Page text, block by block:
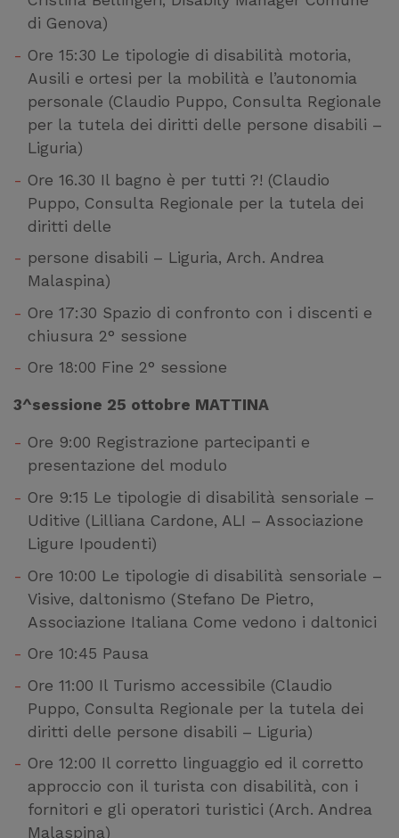
di Genova)
Ore 15:30 Le tipologie di disabilità motoria,
Ausili e ortesi per la mobilità e l’autonomia
personale (Claudio Puppo, Consulta Regionale
per la tutela dei diritti delle persone disabili –
Liguria)
Ore 16.30 Il bagno è per tutti ?! (Claudio
Puppo, Consulta Regionale per la tutela dei
diritti delle
persone disabili – Liguria, Arch. Andrea
Malaspina)
Ore 17:30 Spazio di confronto con i discenti e
chiusura 2° sessione
Ore 18:00 Fine 2° sessione
3^sessione 25 ottobre MATTINA
Ore 9:00 Registrazione partecipanti e
presentazione del modulo
Ore 9:15 Le tipologie di disabilità sensoriale –
Uditive (Lilliana Cardone, ALI – Associazione
Ligure Ipoudenti)
Ore 10:00 Le tipologie di disabilità sensoriale –
Visive, daltonismo (Stefano De Pietro,
Associazione Italiana Come vedono i daltonici
Ore 10:45 Pausa
Ore 11:00 Il Turismo accessibile (Claudio
Puppo, Consulta Regionale per la tutela dei
diritti delle persone disabili – Liguria)
Ore 12:00 Il corretto linguaggio ed il corretto
approccio con il turista con disabilità, con i
fornitori e gli operatori turistici (Arch. Andrea
Malaspina)